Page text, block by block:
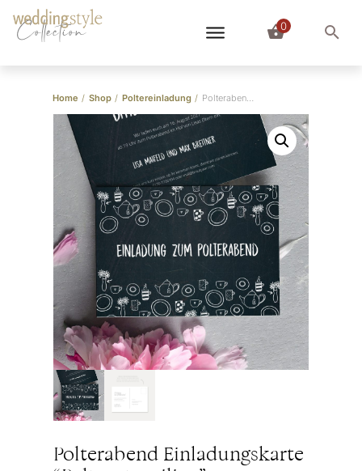
Collection 0
Home / Shop / Poltereinladung / Polterabend Einladungskarte “Polterutensilien”
Polterabend Einladungskarte